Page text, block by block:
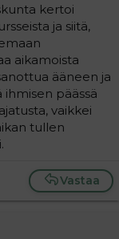
kertoi
ja siitä,
aikamoista
ääneen ja
ihmisen päässä
vaikkei
tullen
Vastaa